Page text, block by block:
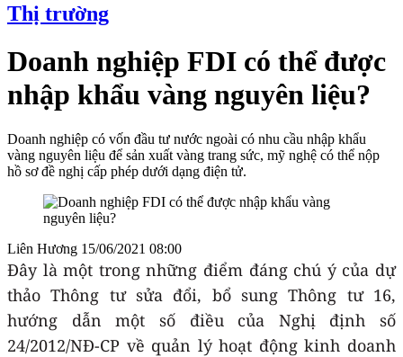
Thị trường
Doanh nghiệp FDI có thể được
nhập khẩu vàng nguyên liệu?
Doanh nghiệp có vốn đầu tư nước ngoài có nhu cầu nhập khẩu
vàng nguyên liệu để sản xuất vàng trang sức, mỹ nghệ có thể nộp
hồ sơ đề nghị cấp phép dưới dạng điện tử.
Liên Hương 15/06/2021 08:00
Đây là một trong những điểm đáng chú ý của dự
thảo Thông tư sửa đổi, bổ sung Thông tư 16,
hướng dẫn một số điều của Nghị định số
24/2012/NĐ-CP về quản lý hoạt động kinh doanh